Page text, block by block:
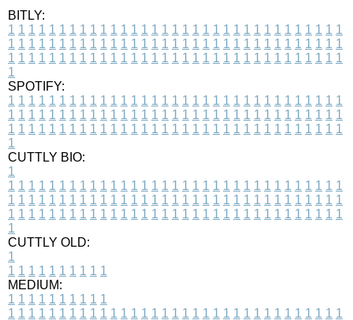
BITLY:
1 1 1 1 1 1 1 1 1 1 1 1 1 1 1 1 1 1 1 1 1 1 1 1 1 1 1 1 1 1 1 1 1
1 1 1 1 1 1 1 1 1 1 1 1 1 1 1 1 1 1 1 1 1 1 1 1 1 1 1 1 1 1 1 1 1
1 1 1 1 1 1 1 1 1 1 1 1 1 1 1 1 1 1 1 1 1 1 1 1 1 1 1 1 1 1 1 1 1
1
SPOTIFY:
1 1 1 1 1 1 1 1 1 1 1 1 1 1 1 1 1 1 1 1 1 1 1 1 1 1 1 1 1 1 1 1 1
1 1 1 1 1 1 1 1 1 1 1 1 1 1 1 1 1 1 1 1 1 1 1 1 1 1 1 1 1 1 1 1 1
1 1 1 1 1 1 1 1 1 1 1 1 1 1 1 1 1 1 1 1 1 1 1 1 1 1 1 1 1 1 1 1 1
1
CUTTLY BIO:
1
1 1 1 1 1 1 1 1 1 1 1 1 1 1 1 1 1 1 1 1 1 1 1 1 1 1 1 1 1 1 1 1 1
1 1 1 1 1 1 1 1 1 1 1 1 1 1 1 1 1 1 1 1 1 1 1 1 1 1 1 1 1 1 1 1 1
1 1 1 1 1 1 1 1 1 1 1 1 1 1 1 1 1 1 1 1 1 1 1 1 1 1 1 1 1 1 1 1 1
1
CUTTLY OLD:
1
1 1 1 1 1 1 1 1 1 1
MEDIUM:
1 1 1 1 1 1 1 1 1 1
1 1 1 1 1 1 1 1 1 1 1 1 1 1 1 1 1 1 1 1 1 1 1 1 1 1 1 1 1 1 1 1 1